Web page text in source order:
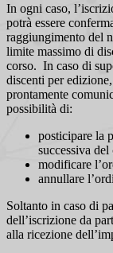
In ogni caso,
potrà essere
raggiungimento del
limite massimo di
corso. In caso di
discenti per
prontamente
possibilità di:
posticipare la
successiva del
modificare
annullare
Soltanto in caso di
dell’iscrizione da
alla ricezione